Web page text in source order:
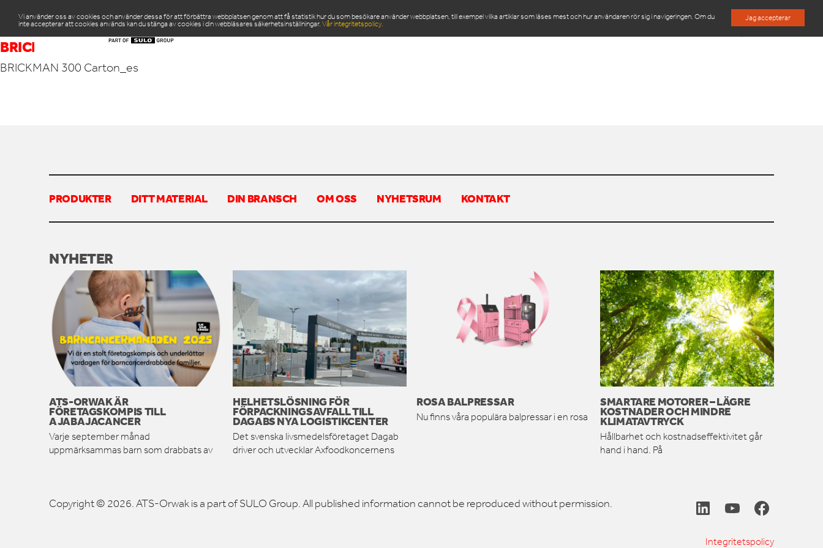
Jag accepterar
Vi använder oss av cookies och använder dessa för att förbättra webbplatsen genom att få statistik hur du som besökare använder webbplatsen, till exempel vilka artiklar som läses mest och hur användaren rör sig i navigeringen. Om du
inte accepterar att cookies används kan du stänga av cookies i din webbläsares säkerhetsinställningar.Vår integritetspolicy.
PRODUKTER SERVICE & RESERVDELAR
BRICKMAN 300 CARTON_ES
BRICKMAN 300 Carton_es
PRODUKTER DITT MATERIAL DIN BRANSCH OM OSS NYHETSRUM KONTAKT
NYHETER
ATS-ORWAK ÄR
FÖRETAGSKOMPIS TILL
AJABAJACANCER
Varje september månad
uppmärksammas barn som drabbats av
HELHETSLÖSNING FÖR
FÖRPACKNINGSAVFALL TILL
DAGABS NYA LOGISTIKCENTER
Det svenska livsmedelsföretaget Dagab
driver och utvecklar Axfoodkoncernens
ROSA BALPRESSAR
Nu finns våra populära balpressar i en rosa
SMARTARE MOTORER – LÄGRE
KOSTNADER OCH MINDRE
KLIMATAVTRYCK
Hållbarhet och kostnadseffektivitet går
hand i hand. På
Copyright © 2026. ATS-Orwak is a part of SULO Group. All published information cannot be reproduced without permission.
Integritetspolicy